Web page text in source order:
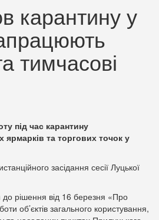
карантину у
тимчасові
під час карантину
ярмарків та торгових точок у
засідання сесії Луцької
до рішення від 16 березня «Про
об’єктів загального користування,